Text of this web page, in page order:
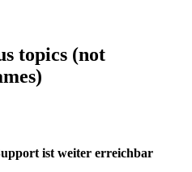
topics (not
ist weiter erreichbar